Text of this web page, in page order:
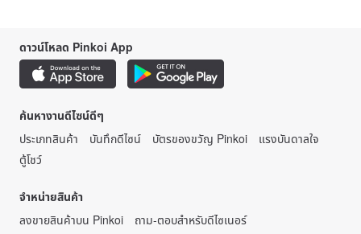
ดาวน์โหลด Pinkoi App
ค้นหางานดีไซน์ดีๆ
ประเภทสินค้า
บันทึกดีไซน์ บัตรของขวัญ Pinkoi
แรงบันดาลใจ
ตู้โชว์
จำหน่ายสินค้า
ลงขายสินค้าบน Pinkoi
ถาม-ตอบสำหรับดีไซเนอร์